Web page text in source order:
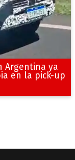
Argentina ya
en la pick-up